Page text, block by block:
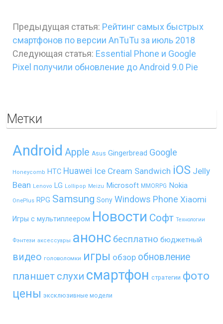
Предыдущая статья: Рейтинг самых быстрых
смартфонов по версии AnTuTu за июль 2018
Следующая статья: Essential Phone и Google
Pixel получили обновление до Android 9.0 Pie
Метки
Android Apple Asus Gingerbread Google
Honeycomb HTC Huawei Ice Cream Sandwich iOS Jelly
Bean Lenovo LG Lollipop Meizu Microsoft MMORPG Nokia
OnePlus RPG Samsung Sony Windows Phone Xiaomi
Игры с мультиплеером Новости Софт Технологии
Фэнтези аксессуары анонс бесплатно бюджетный
видео головоломки игры обзор обновление
планшет слухи смартфон стратегии фото
цены эксклюзивные модели